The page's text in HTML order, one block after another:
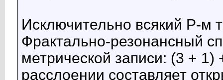
Исключительно всякий Р-м
Фрактально-резонансный
метрической записи: (3 +
расслоении составляет